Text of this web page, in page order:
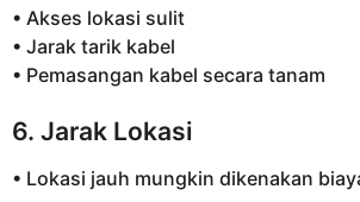
• Akses lokasi sulit
• Jarak tarik kabel
• Pemasangan kabel secara tanam
6. Jarak Lokasi
• Lokasi jauh mungkin dikenakan